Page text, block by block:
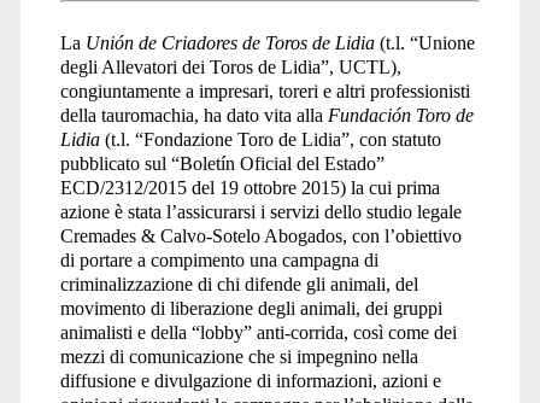
La Unión de Criadores de Toros de Lidia(t.l. “Unione
degli Allevatori dei Toros de Lidia”, UCTL),
congiuntamente a impresari, toreri e altri professionisti
della tauromachia, ha dato vita alla Fundación Toro de
Lidia(t.l. “Fondazione Toro de Lidia”, con statuto
pubblicato sul “Boletín Oficial del Estado”
ECD/2312/2015 del 19 ottobre 2015) la cui prima
azione è stata l’assicurarsi i servizi dello studio legale
Cremades & Calvo-Sotelo Abogados, con l’obiettivo
di portare a compimento una campagna di
criminalizzazione di chi difende gli animali, del
movimento di liberazione degli animali, dei gruppi
animalisti e della “lobby” anti-corrida, così come dei
mezzi di comunicazione che si impegnino nella
diffusione e divulgazione di informazioni, azioni e